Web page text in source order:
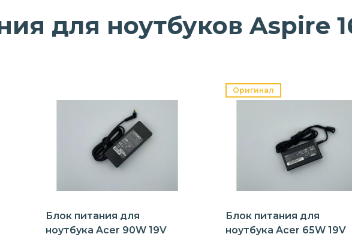
для ноутбуков Aspire
Блок питания для
ноутбука Acer 90W 19V
Оригинал
Блок питания для
ноутбука Acer 65W 19V